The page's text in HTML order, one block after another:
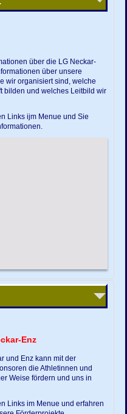
über die LG Neckar-
über unsere
wir organisiert sind, welche
bilden und welches Leitbild wir
Links ijm Menue und Sie
Enz
und Enz kann mit der
die Athletinnen und
Weise fördern und uns in
Links im Menue und erfahren